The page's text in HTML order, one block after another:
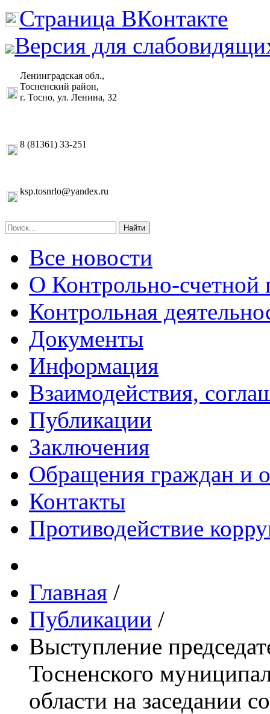
Страница ВКонтакте
Версия для
Ленинградская обл.,
Тосненский район,
г. Тосно, ул. Ленина, 32
8 (81361) 33-251
ksp.tosnrlo@yandex.ru
Найти
Все новости
О Контрольно-счетной
Контрольная
Документы
Информация
Взаимодействия,
Публикации
Заключения
Обращения граждан и
Контакты
Противодействие
Главная /
Публикации /
Выступление
Тосненского
области на заседании